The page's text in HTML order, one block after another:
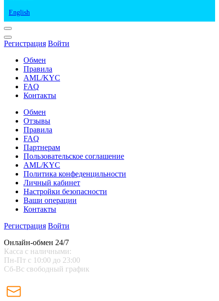
English
Регистрация Войти
Обмен
Правила
AML/KYC
FAQ
Контакты
Обмен
Отзывы
Правила
FAQ
Партнерам
Пользовательское соглашение
AML/KYC
Политика конфеденцильности
Личный кабинет
Настройки безопасности
Ваши операции
Контакты
Регистрация Войти
Онлайн-обмен 24/7
Касса с наличными:
Пн-Пт с 10:00 до 23:00
Сб-Вс свободный график